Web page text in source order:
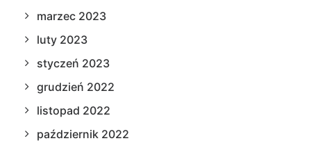
marzec 2023
luty 2023
styczeń 2023
grudzień 2022
listopad 2022
październik 2022